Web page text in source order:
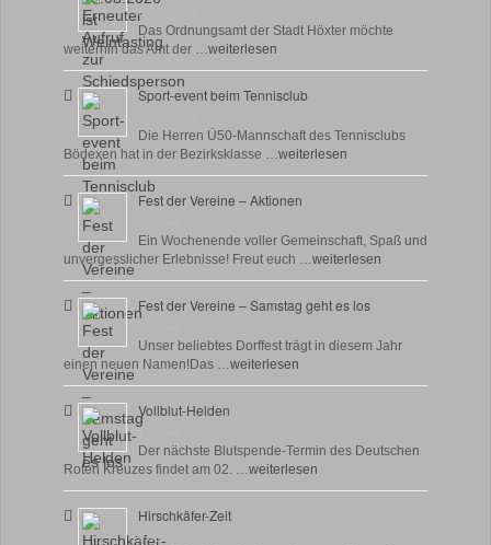
8 Juli, 2026
Das Ordnungsamt der Stadt Höxter möchte
weiterhin das Amt der …weiterlesen
Sport-event beim Tennisclub
Die Herren Ü50-Mannschaft des Tennisclubs
Bödexen hat in der Bezirksklasse …weiterlesen
Fest der Vereine – Aktionen
Ein Wochenende voller Gemeinschaft, Spaß und
unvergesslicher Erlebnisse! Freut euch …weiterlesen
Fest der Vereine – Samstag geht es los
Unser beliebtes Dorffest trägt in diesem Jahr
einen neuen Namen!Das …weiterlesen
Vollblut-Helden
Der nächste Blutspende-Termin des Deutschen
Roten Kreuzes findet am 02. …weiterlesen
Hirschkäfer-Zeit
9 Juni, 2026